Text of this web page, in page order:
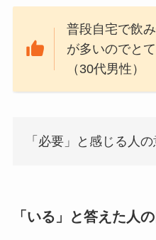
普段自宅で飲
が多いのでと
（30代男性）
「必要」と感じる人
「いる」と答えた人